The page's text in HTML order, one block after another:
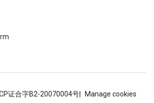
证合字B2-20070004号 Manage cookies